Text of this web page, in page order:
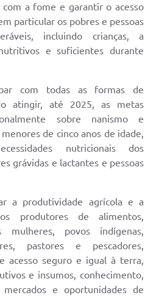
a fome e garantir o acesso
particular os pobres e pessoas
incluindo crianças, a
e suficientes durante
com todas as formas de
atingir, até 2025, as metas
sobre nanismo e
de cinco anos de idade,
nutricionais dos
grávidas e lactantes e pessoas
a produtividade agrícola e a
produtores de alimentos,
mulheres, povos indígenas,
pastores e pescadores,
acesso seguro e igual à terra,
e insumos, conhecimento,
mercados e oportunidades de